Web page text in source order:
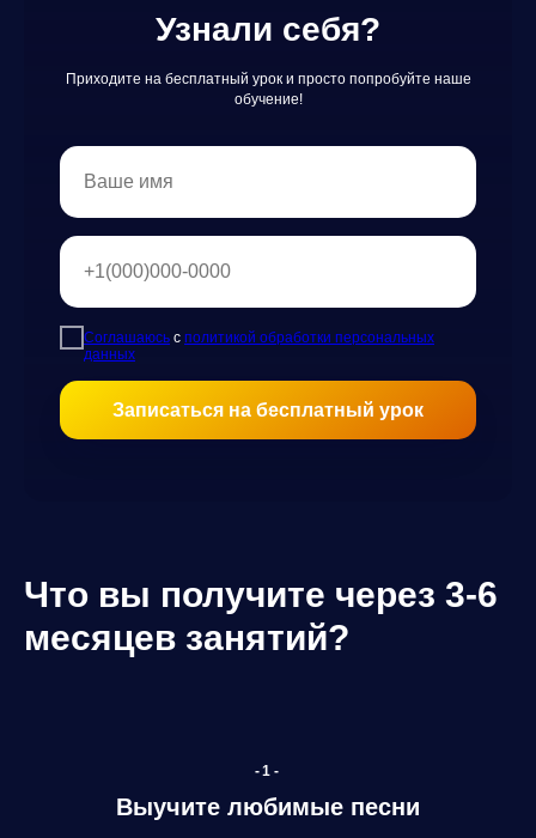
Узнали себя?
Приходите на бесплатный урок и просто попробуйте наше
обучение!
Соглашаюсь с политикой обработки персональных
данных
Записаться на бесплатный урок
Что вы получите через 3-6
месяцев занятий?
-1-
Выучите любимые песни